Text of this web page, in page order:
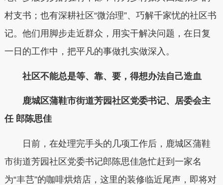
村支书；也有深耕社区“微治理”、巧解千家忧的社区书
记。他们用脚步走近群众，用实干解决问题，在日复
一日的工作中，把平凡的事做扎实做深入。
社区不能总是等、靠、要，得想办法自己造血
鹿城区蒲鞋市街道芳园社区党委书记、居委会主
任 郎陈思佳
日前，在处理完手头的几项工作后，鹿城区蒲鞋
市街道芳园社区党委书记郎陈思佳急忙赶到一家名
为“丰芑”的咖啡烘焙店，这里的装修临近尾声，即将对